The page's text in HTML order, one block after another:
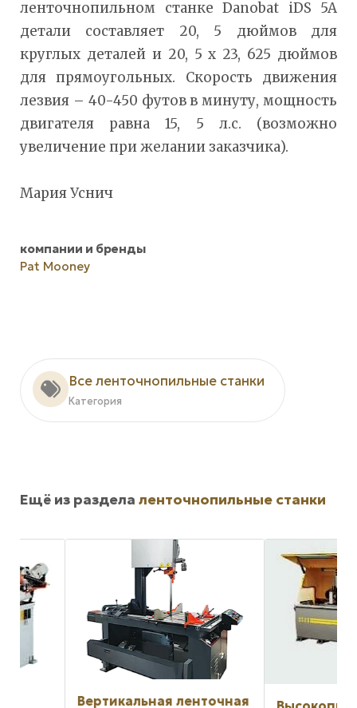
ленточнопильном станке Danobat iDS 5A
детали составляет 20, 5 дюймов для
круглых деталей и 20, 5 х 23, 625 дюймов
для прямоугольных. Скорость движения
лезвия – 40-450 футов в минуту, мощность
двигателя равна 15, 5 л.с. (возможно
увеличение при желании заказчика).
Мария Уснич
компании и бренды
Pat Mooney
Все ленточнопильные станки
Категория
Ещё из раздела ленточнопильные станки
Вертикальная ленточная